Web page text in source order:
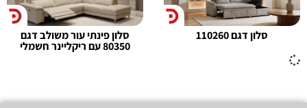
סלון דגם 110260 סלון פינתי עור משולב דגם
80350 עם ריקליינר חשמלי